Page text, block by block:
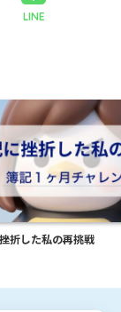
LINE
折した私の再挑戦